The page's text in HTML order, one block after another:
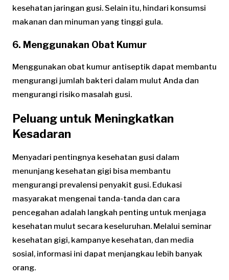
kesehatan jaringan gusi. Selain itu, hindari konsumsi
makanan dan minuman yang tinggi gula.
6. Menggunakan Obat Kumur
Menggunakan obat kumur antiseptik dapat membantu
mengurangi jumlah bakteri dalam mulut Anda dan
mengurangi risiko masalah gusi.
Peluang untuk Meningkatkan
Kesadaran
Menyadari pentingnya kesehatan gusi dalam
menunjang kesehatan gigi bisa membantu
mengurangi prevalensi penyakit gusi. Edukasi
masyarakat mengenai tanda-tanda dan cara
pencegahan adalah langkah penting untuk menjaga
kesehatan mulut secara keseluruhan. Melalui seminar
kesehatan gigi, kampanye kesehatan, dan media
sosial, informasi ini dapat menjangkau lebih banyak
orang.